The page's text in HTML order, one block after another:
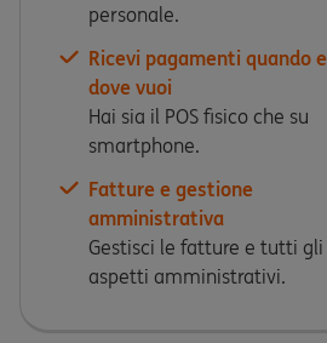
personale.
Ricevi pagamenti quando e
dove vuoi
Hai sia il POS fisico che su
smartphone.
Fatture e gestione
amministrativa
Gestisci le fatture e tutti gli
aspetti amministrativi.